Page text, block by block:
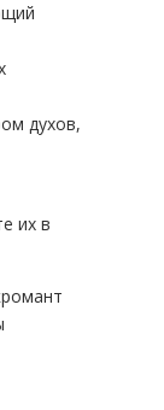
духов,
их в